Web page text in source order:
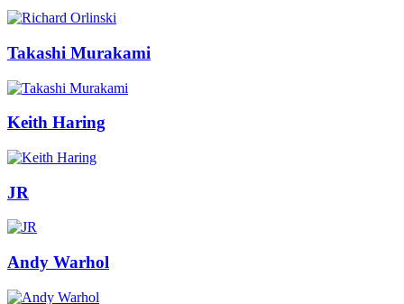
Takashi Murakami
Keith Haring
JR
Andy Warhol